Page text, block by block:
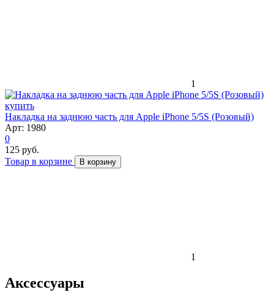
1
Накладка на заднюю часть для Apple iPhone 5/5S (Розовый)
Арт: 1980
0
125 руб.
Товар в корзине
В корзину
1
Аксессуары